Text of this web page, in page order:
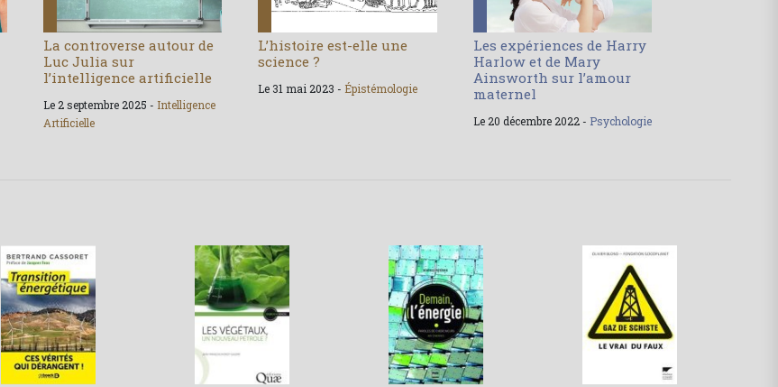
La controverse autour de
Luc Julia sur
l’intelligence artificielle
Le 2 septembre 2025 - Intelligence
Artificielle
L’histoire est-elle une
science ?
Le 31 mai 2023 - Épistémologie
Les expériences de Harry
Harlow et de Mary
Ainsworth sur l’amour
maternel
Le 20 décembre 2022 - Psychologie